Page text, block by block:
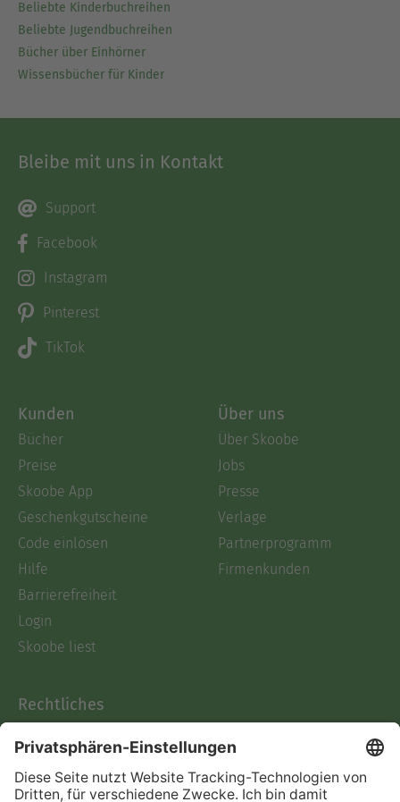
Beliebte Kinderbuchreihen
Beliebte Jugendbuchreihen
Bücher über Einhörner
Wissensbücher für Kinder
Bleibe mit uns in Kontakt
Support
Facebook
Instagram
Pinterest
TikTok
Kunden
Bücher
Preise
Skoobe App
Geschenkgutscheine
Code einlösen
Hilfe
Barrierefreiheit
Login
Skoobe liest
Über uns
Über Skoobe
Jobs
Presse
Verlage
Partnerprogramm
Firmenkunden
Rechtliches
AGB
Informationen nach Data